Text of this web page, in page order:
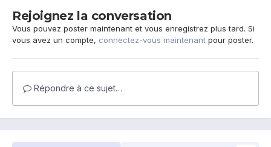
Rejoignez la conversation
Vous pouvez poster maintenant et vous enregistrez plus tard. Si
vous avez un compte, connectez-vous maintenant pour poster.
Répondre à ce sujet…